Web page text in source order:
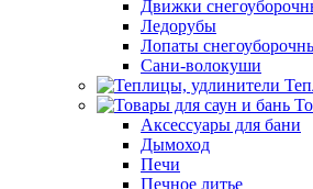
Движки
Ледорубы
Лопаты
Сани-волокуши
Аксессуары для бани
Дымоход
Печи
Печное литье